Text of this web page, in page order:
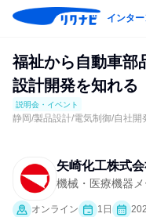
インタ
福祉から自動車部
設計開発を知れる
説明会・イベント
静岡/製品設計/電気制御/自社
矢崎化工株式
機械・医療機器
オンライン 1日